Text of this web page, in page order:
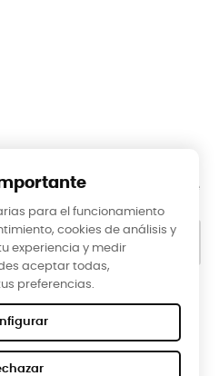
momento. Para ello, consulte
en el aviso legal.
Reviews
para el funcionamiento
cookies de análisis y
experiencia y medir
aceptar todas,
preferencias.